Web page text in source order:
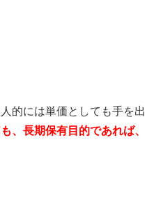
的には単価としても手を出
、長期保有目的であれば、